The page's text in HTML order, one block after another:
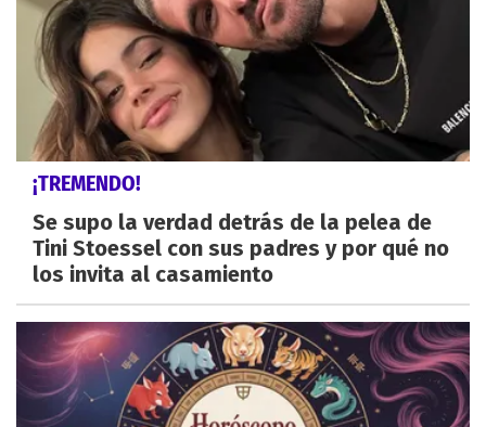
¡TREMENDO!
Se supo la verdad detrás de la pelea de
Tini Stoessel con sus padres y por qué no
los invita al casamiento